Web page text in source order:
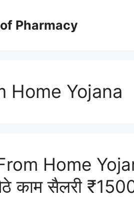
Pharmacy
Home Yojana
Home
काम सैलरी